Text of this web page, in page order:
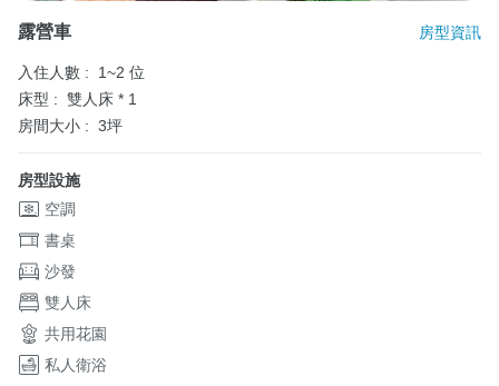
露營車 房型資訊
入住人數 :
1~2 位
床型 : 雙人床 * 1
房間大小 : 3坪
房型設施
空調
書桌
沙發
雙人床
共用花園
私人衛浴